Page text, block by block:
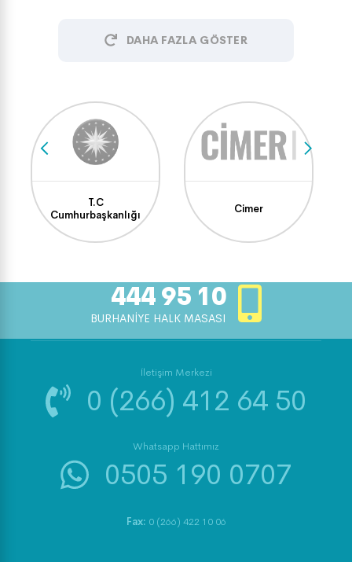
DAHA FAZLA GÖSTER
T.C
Cumhurbaşkanlığı
Cimer
444 95 10
BURHANİYE HALK MASASI
İletişim Merkezi
0 (266) 412 64 50
Whatsapp Hattımız
0505 190 0707
Fax: 0 (266) 422 10 06